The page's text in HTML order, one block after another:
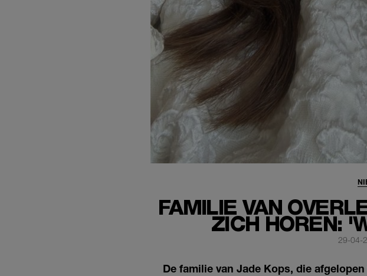
FAMILIE VAN
ZICH HOREN:
29-04-
De familie van Jade Kops, die